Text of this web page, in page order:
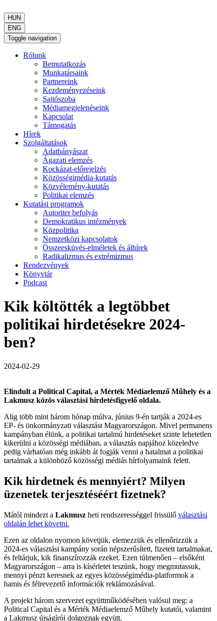
HUN
ENG
Toggle navigation
Rólunk
Bemutatkozás
Munkatársaink
Partnereink
Kezdeményezéseink
Sajtószoba
Médiamegjelenéseink
Kapcsolat
Támogatás
Hírek
Szolgáltatások
Adatbányászat
Ágazati elemzés
Kockázat-előrejelzés
Közösségimédia-kutatás
Közvélemény-kutatás
Politikai elemzés
Kutatási programok
Autoriter befolyás
Demokratikus intézmények
Közpolitika
Nemzetközi kapcsolatok
Összeesküvés-elméletek és álhírek
Radikalizmus és extrémizmus
Rendezvények
Könyvtár
Podcast
Kik költötték a legtöbbet
politikai hirdetésekre 2024-
ben?
2024-02-29
Elindult a Political Capital, a Mérték Médiaelemző Műhely és a
Lakmusz közös választási hirdetésfigyelő oldala.
Alig több mint három hónap múlva, június 9-én tartják a 2024-es
EP- és önkormányzati választást Magyarországon. Mivel permanens
kampányban élünk, a politikai tartalmú hirdetéseket szinte lehetetlen
kikerülni a közösségi médiában, a választás napjához közeledve
pedig várhatóan még inkább át fogják venni a hatalmat a politikai
tartalmak a különböző közösségi médiás hírfolyamaink felett.
Kik hirdetnek és mennyiért? Milyen
üzenetek terjesztéséért fizetnek?
Mától mindezt a Lakmusz heti rendszerességgel frissülő választási
oldalán lehet követni.
Ezen az oldalon nyomon követjük, elemezzük és ellenőrizzük a
2024-es választási kampány során népszerűsített, fizetett tartalmakat,
és feltárjuk, kik finanszírozzák ezeket. Ezen túlmenően – elsőként
Magyarországon – arra is kísérletet teszünk, hogy megmutassuk,
mennyi pénzt keresnek az egyes közösségimédia-platformok a
hamis és félrevezető információk reklámozásával.
A projekt három szervezet együttműködésében valósul meg: a
Political Capital és a Mérték Médiaelemző Műhely kutatói, valamint
a Lakmusz újságírói dolgoznak együtt.